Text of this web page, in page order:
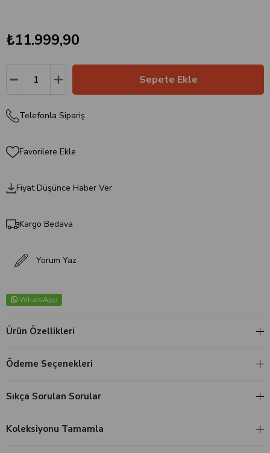
₺11.999,90
Telefonla Sipariş
Favorilere Ekle
Fiyat Düşünce Haber Ver
Kargo Bedava
Yorum Yaz
WhatsApp
Ürün Özellikleri
Ödeme Seçenekleri
Sıkça Sorulan Sorular
Koleksiyonu Tamamla